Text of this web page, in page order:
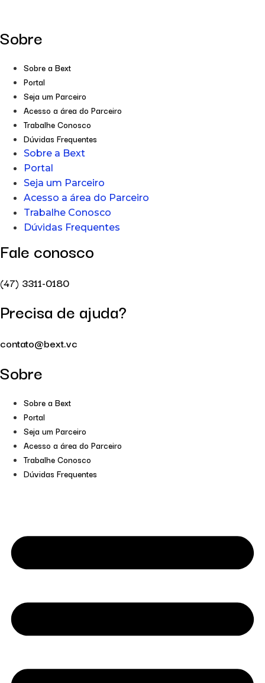
Sobre
Sobre a Bext
Portal
Seja um Parceiro
Acesso a área do Parceiro
Trabalhe Conosco
Dúvidas Frequentes
Sobre a Bext
Portal
Seja um Parceiro
Acesso a área do Parceiro
Trabalhe Conosco
Dúvidas Frequentes
Fale conosco
(47) 3311-0180
Precisa de ajuda?
contato@bext.vc
Sobre
Sobre a Bext
Portal
Seja um Parceiro
Acesso a área do Parceiro
Trabalhe Conosco
Dúvidas Frequentes